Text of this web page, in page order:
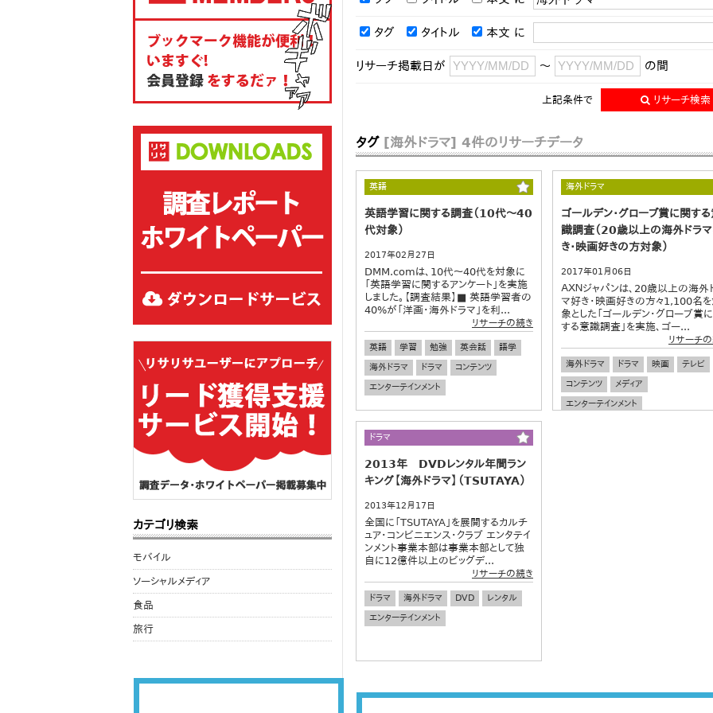
タグ タイトル 本文 に
リサーチ掲載日が ～ の間
上記条件で リサーチ検索
タグ [海外ドラマ] 4件のリサーチデータ
英語
英語学習に関する調査（10代～40
代対象）
2017年02月27日
DMM.comは、10代～40代を対象に
「英語学習に関するアンケート」を実施
しました。【調査結果】■ 英語学習者の
40%が「洋画・海外ドラマ」を利...
リサーチの続き
英語 学習 勉強 英会話
語学
海外ドラマ
ドラマ
コンテンツ
エンターテインメント
海外ドラマ
ゴールデン・グローブ賞に関す
識調査（20歳以上の海外ドラ
き・映画好きの方対象）
2017年01月06日
ＡＸＮジャパンは、20歳以上の海外
マ好き・映画好きの方々1,100名
象とした「ゴールデン・グローブ賞
する意識調査」を実施、ゴー...
リサーチ
海外ドラマ ドラマ 映画
テレビ
コンテンツ
メディア
エンターテインメント
ドラマ
2013年 DVDレンタル年間ラン
キング【海外ドラマ】（TSUTAYA）
2013年12月17日
全国に「TSUTAYA」を展開するカルチ
ュア・コンビニエンス・クラブ エンタテイ
ンメント事業本部は事業本部として独
自に12億件以上のビッグデ...
リサーチの続き
ドラマ 海外ドラマ DVD
レンタル
エンターテインメント
カテゴリ検索
モバイル
ソーシャルメディア
食品
旅行